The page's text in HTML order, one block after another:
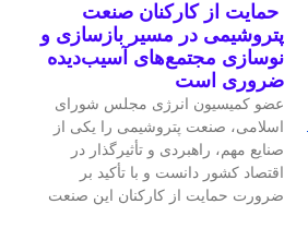
حمایت از کارکنان صنعت
پتروشیمی در مسیر بازسازی و
نوسازی مجتمع‌های آسیب‌دیده
ضروری است
عضو کمیسیون انرژی مجلس شورای
اسلامی، صنعت پتروشیمی را یکی از
صنایع مهم، راهبردی و تأثیرگذار در
اقتصاد کشور دانست و با تأکید بر
ضرورت حمایت از کارکنان این صنعت